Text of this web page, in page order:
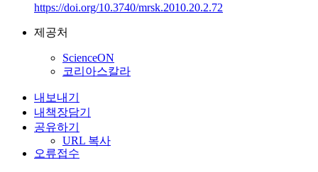
https://doi.org/10.3740/mrsk.2010.20.2.72
제공처
ScienceON
코리아스칼라
내보내기
내책장담기
공유하기
URL 복사
오류접수